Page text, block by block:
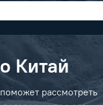
Китай
рассмотреть